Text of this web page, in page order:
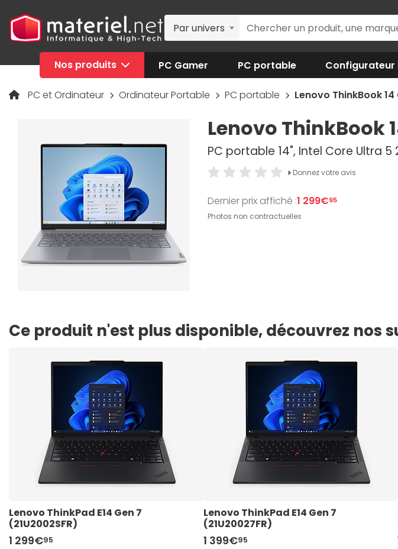
Par univers
Nos produits PC Gamer PC portable Configurateur
PC et Ordinateur Ordinateur Portable PC portable Lenovo ThinkBook 14
Lenovo ThinkBook
PC portable 14", Intel Core Ultra 5
Donnez votre avis
Dernier prix affiché :1 299€95
Photos non contractuelles
Ce produit n'est plus disponible, découvrez nos
Lenovo ThinkPad E14 Gen 7
(21U2002SFR)
1 299€95
Lenovo ThinkPad E14 Gen 7
(21U20027FR)
1 399€95